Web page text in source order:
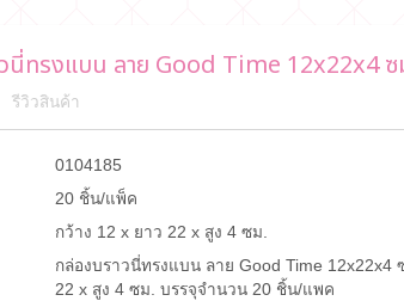
นี่ทรงแบน ลาย Good Time 12x22x4 ซ
รีวิวสินค้า
0104185
20 ชิ้น/แพ็ค
กว้าง 12 x ยาว 22 x สูง 4 ซม.
กล่องบราวนี่ทรงแบน ลาย Good Time 12x22x4
22 x สูง 4 ซม. บรรจุจำนวน 20 ชิ้น/แพค